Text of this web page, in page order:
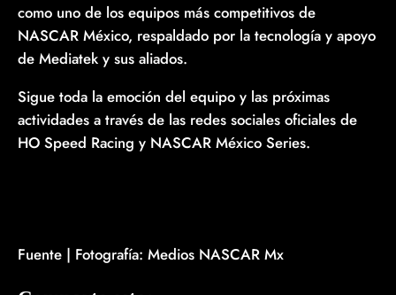
como uno de los equipos más competitivos de
NASCAR México, respaldado por la tecnología y apoyo
de Mediatek y sus aliados.
Sigue toda la emoción del equipo y las próximas
actividades a través de las redes sociales oficiales de
HO Speed Racing y NASCAR México Series.
Fuente | Fotografía: Medios NASCAR Mx